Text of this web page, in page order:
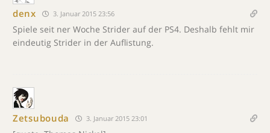
denx 3. Januar 2015 23:56
Spiele seit ner Woche Strider auf der PS4. Deshalb fehlt mir
eindeutig Strider in der Auflistung.
Zetsubouda 3. Januar 2015 23:01